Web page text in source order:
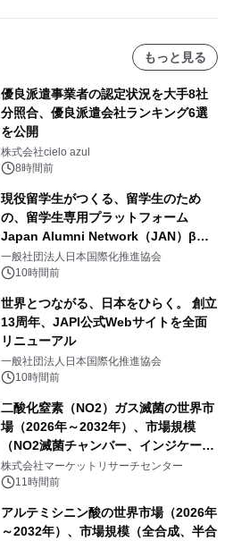
もっと見る
優良派遣事業者の認定状況を大手8社
分照合、優良派遣会社ランキング6選
を公開
株式会社cielo azul
8時間前
現役留学生がつくる、留学生のため
の、留学生専用プラットフォーム
Japan Alumni Network（JAN）β版
をリリース
一般社団法人日本国際化推進協会
10時間前
世界とつながる、日本をひらく。 創立
13周年、JAPI公式Webサイトを全面
リニューアル
一般社団法人日本国際化推進協会
10時間前
二酸化窒素（NO2）ガス滅菌の世界市
場（2026年～2032年）、市場規模
（NO2滅菌チャンバー、インジケータ
ーおよびモニタリングシステム、その
他）・分析レポートを発表
株式会社マーケットリサーチセンター
11時間前
アルテミシニン酸の世界市場（2026年
～2032年）、市場規模（全合成、半合